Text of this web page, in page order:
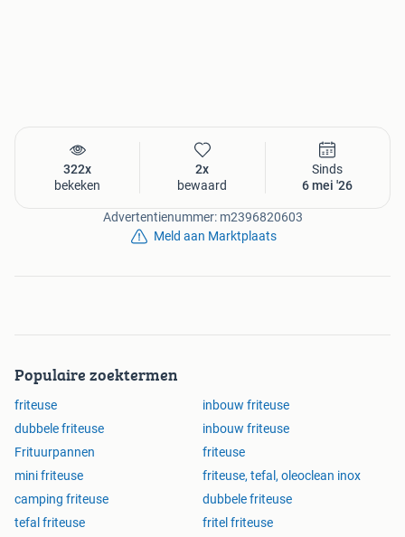
322x
bekeken
2x
bewaard
Sinds
6 mei '26
Advertentienummer: m2396820603
Meld aan Marktplaats
Populaire zoektermen
friteuse
inbouw friteuse
dubbele friteuse
inbouw friteuse
Frituurpannen
friteuse
mini friteuse
friteuse, tefal, oleoclean inox
camping friteuse
dubbele friteuse
tefal friteuse
fritel friteuse